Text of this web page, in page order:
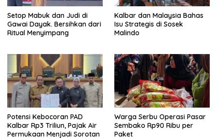
Setop Mabuk dan Judi di
Gawai Dayak. Bersihkan dari
Ritual Menyimpang
Kalbar dan Malaysia Bahas
Isu Strategis di Sosek
Malindo
Potensi Kebocoran PAD
Kalbar Rp3 Triliun, Pajak Air
Permukaan Menjadi Sorotan
Warga Serbu Operasi Pasar
Sembako Rp90 Ribu per
Paket